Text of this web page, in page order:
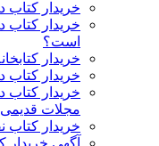
خریدار
خریدار کتاب
است؟
خریدار
خریدار
خریدار کتاب
مجلات قدیمی
خریدار کتاب